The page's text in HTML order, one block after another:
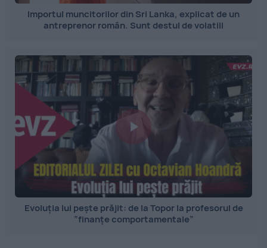
Importul muncitorilor din Sri Lanka, explicat de un
antreprenor român. Sunt destul de volatili
Evoluția lui pește prăjit: de la Topor la profesorul de
”finanțe comportamentale”